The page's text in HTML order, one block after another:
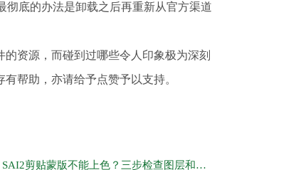
底的办法是卸载之后再重新从官方渠道
资源，而碰到过哪些令人印象极为深刻
帮助，亦请给予点赞予以支持。
下一页：SAI2剪贴蒙版不能上色？三步检查图层和锁定搞定